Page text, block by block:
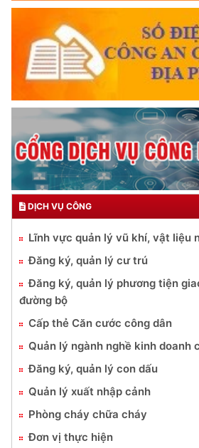
DỊCH VỤ CÔNG
Lĩnh vực quản lý vũ khí, vật liệu
Đăng ký, quản lý cư trú
Đăng ký, quản lý phương tiện
đường bộ
Cấp thẻ Căn cước công dân
Quản lý ngành nghề kinh doanh
Đăng ký, quản lý con dấu
Quản lý xuất nhập cảnh
Phòng cháy chữa cháy
Đơn vị thực hiện